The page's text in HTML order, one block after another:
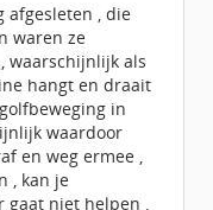
afgesleten , die
waren ze
waarschijnlijk als
hangt en draait
in
waardoor
en weg ermee ,
, kan je
niet helpen .